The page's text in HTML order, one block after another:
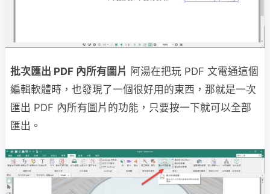
批次匯出 PDF 內所有圖片 阿湯在把玩 PDF 文電通這個
編輯軟體時，也發現了一個很好用的東西，那就是一次
匯出 PDF 內所有圖片的功能，只要按一下就可以全部
匯出。